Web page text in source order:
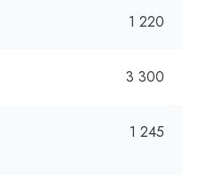
1 220
3 300
1 245